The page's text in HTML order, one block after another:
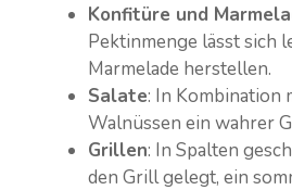
Konfitüre und
Pektinmenge lässt sich
Marmelade herstellen.
Salate: In Kombination
Walnüssen ein wahrer
Grillen: In Spalten
den Grill gelegt, ein